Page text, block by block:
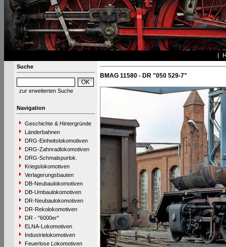
Suche
zur erweiterten Suche
Navigation
Geschichte & Hintergründe
Länderbahnen
DRG-Einheitslokomotiven
DRG-Zahnradlokomotiven
DRG-Schmalspurlok.
Kriegslokomotiven
Verlagerungsbauten
DB-Neubaulokomotiven
DB-Umbaulokomotiven
DR-Neubaulokomotiven
DR-Rekolokomotiven
DR - "6000er"
ELNA-Lokomotiven
Industrielokomotiven
Feuerlose Lokomotiven
BMAG 11580 - DR "050 529-7"